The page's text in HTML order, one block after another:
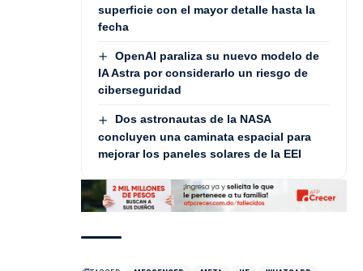
superficie con el mayor detalle hasta la
fecha
OpenAI paraliza su nuevo modelo de
IA Astra por considerarlo un riesgo de
ciberseguridad
Dos astronautas de la NASA
concluyen una caminata espacial para
mejorar los paneles solares de la EEI